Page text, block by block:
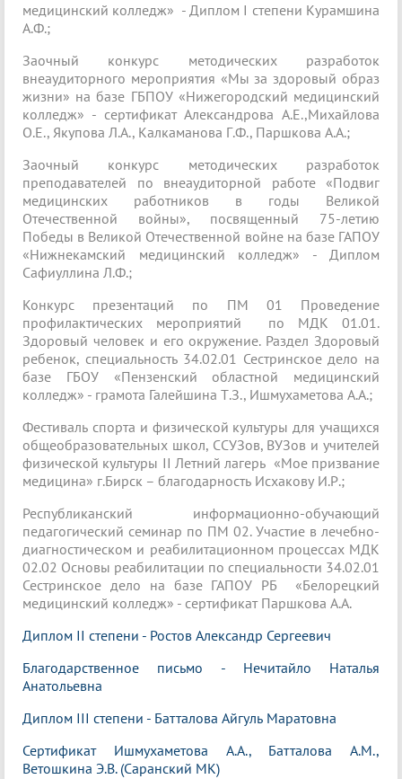
медицинский колледж» - Диплом I степени Курамшина
А.Ф.;
Заочный конкурс методических разработок
внеаудиторного мероприятия «Мы за здоровый образ
жизни» на базе ГБПОУ «Нижегородский медицинский
колледж» - сертификат Александрова А.Е.,Михайлова
О.Е., Якупова Л.А., Калкаманова Г.Ф., Паршкова А.А.;
Заочный конкурс методических разработок
преподавателей по внеаудиторной работе «Подвиг
медицинских работников в годы Великой
Отечественной войны», посвященный 75-летию
Победы в Великой Отечественной войне на базе ГАПОУ
«Нижнекамский медицинский колледж» - Диплом
Сафиуллина Л.Ф.;
Конкурс презентаций по ПМ 01 Проведение
профилактических мероприятий по МДК 01.01.
Здоровый человек и его окружение. Раздел Здоровый
ребенок, специальность 34.02.01 Сестринское дело на
базе ГБОУ «Пензенский областной медицинский
колледж» - грамота Галейшина Т.З., Ишмухаметова А.А.;
Фестиваль спорта и физической культуры для учащихся
общеобразовательных школ, ССУЗов, ВУЗов и учителей
физической культуры II Летний лагерь «Мое призвание
медицина» г.Бирск – благодарность Исхакову И.Р.;
Республиканский информационно-обучающий
педагогический семинар по ПМ 02. Участие в лечебно-
диагностическом и реабилитационном процессах МДК
02.02 Основы реабилитации по специальности 34.02.01
Сестринское дело на базе ГАПОУ РБ «Белорецкий
медицинский колледж» - сертификат Паршкова А.А.
Диплом II степени - Ростов Александр Сергеевич
Благодарственное письмо - Нечитайло Наталья
Анатольевна
Диплом III степени - Батталова Айгуль Маратовна
Сертификат Ишмухаметова А.А., Батталова А.М.,
Ветошкина Э.В. (Саранский МК)